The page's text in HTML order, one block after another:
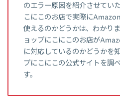
のエラー原因を紹介させてい
こにこのお店で実際に
使えるのかどうかは、わかり
ョップにこにこのお店が
に対応しているのかどうかを
プにこにこの公式サイトを調
す。